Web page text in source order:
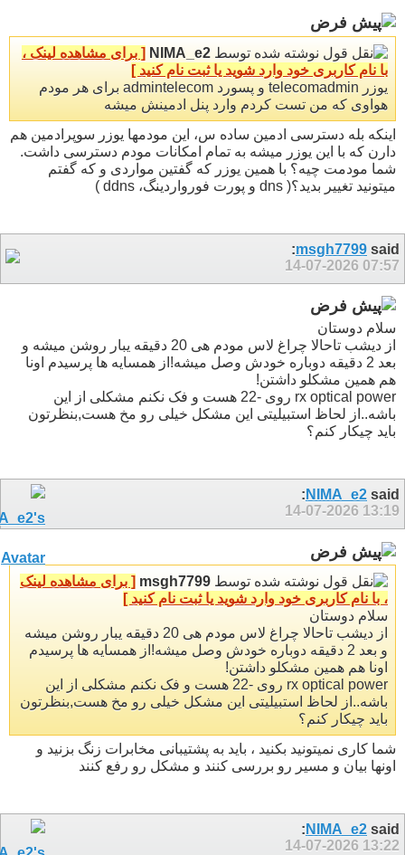
نوشته شده توسط NIMA_e2 [ برای مشاهده لینک ،
با نام کاربری خود وارد شوید یا ثبت نام کنید ]
یوزر telecomadmin و پسورد admintelecom برای هر مودم
هواوی که من تست کردم وارد پنل ادمینش میشه
اینکه بله دسترسی ادمین ساده س، این مودمها یوزر سوپرادمین هم
دارن که با این یوزر میشه به تمام امکانات مودم دسترسی داشت.
شما مودمت چیه؟ با همین یوزر که گفتین مواردی و که گفتم
میتونید تغییر بدید؟( dns و پورت فورواردینگ، ddns )
msgh7799 said:
14-07-2026 07:57
سلام دوستان
از دیشب تاحالا چراغ لاس مودم هی 20 دقیقه یبار روشن میشه و
بعد 2 دقیقه دوباره خودش وصل میشه!از همسایه ها پرسیدم اونا
هم همین مشکلو داشتن!
rx optical power روی -22 هست و فک نکنم مشکلی از این
باشه..از لحاظ استبیلیتی این مشکل خیلی رو مخ هست,بنظرتون
باید چیکار کنم؟
NIMA_e2 said:
14-07-2026 13:19
نوشته شده توسط msgh7799 [ برای مشاهده لینک
، با نام کاربری خود وارد شوید یا ثبت نام کنید ]
سلام دوستان
از دیشب تاحالا چراغ لاس مودم هی 20 دقیقه یبار روشن میشه
و بعد 2 دقیقه دوباره خودش وصل میشه!از همسایه ها پرسیدم
اونا هم همین مشکلو داشتن!
rx optical power روی -22 هست و فک نکنم مشکلی از این
باشه..از لحاظ استبیلیتی این مشکل خیلی رو مخ هست,بنظرتون
باید چیکار کنم؟
شما کاری نمیتونید بکنید ، باید به پشتیبانی مخابرات زنگ بزنید و
اونها بیان و مسیر رو بررسی کنند و مشکل رو رفع کنند
NIMA_e2 said:
14-07-2026 13:22